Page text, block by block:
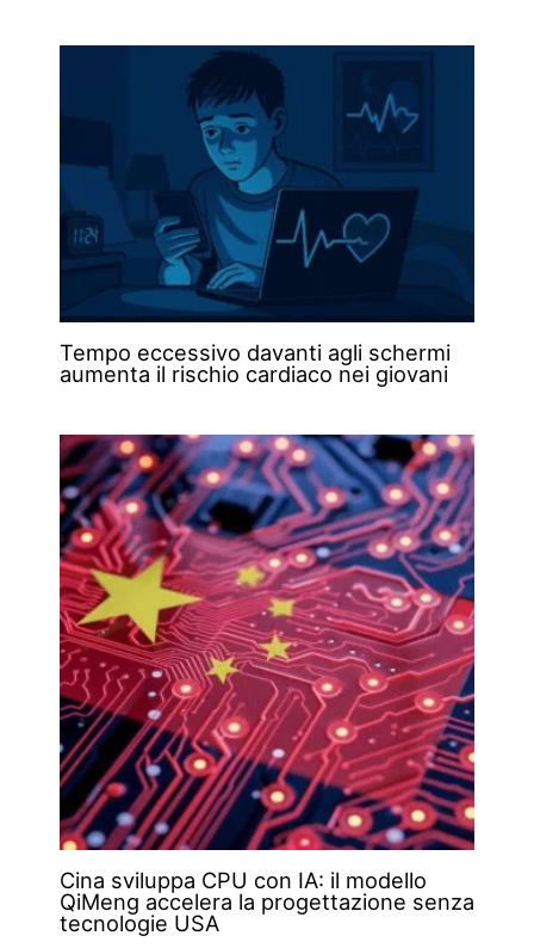
Tempo eccessivo davanti agli schermi
aumenta il rischio cardiaco nei giovani
Cina sviluppa CPU con IA: il modello
QiMeng accelera la progettazione senza
tecnologie USA